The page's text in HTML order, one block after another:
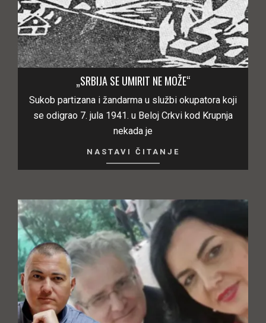
„SRBIJA SE UMIRIT NE MOŽE“
Sukob partizana i žandarma u službi okupatora koji
se odigrao 7. jula 1941. u Beloj Crkvi kod Krupnja
nekada je
NASTAVI ČITANJE